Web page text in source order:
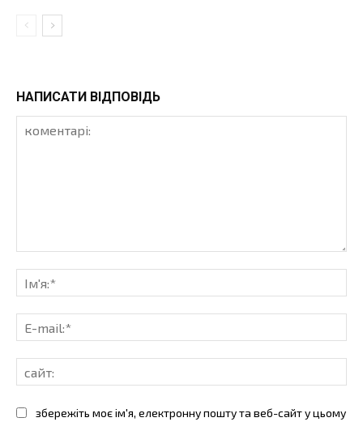
НАПИСАТИ ВІДПОВІДЬ
збережіть моє ім'я, електронну пошту та веб-сайт у цьому